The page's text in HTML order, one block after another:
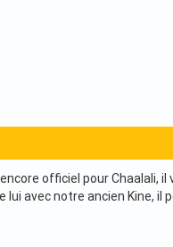
officiel pour Chaalali,
lui avec notre ancien Kine,